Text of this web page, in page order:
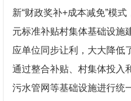
新“财政奖补+成本减免”模
元标准补贴村集体基础设施
应单位同步让利，大大降低
通过整合补贴、村集体投入
污水管网等基础设施进行统